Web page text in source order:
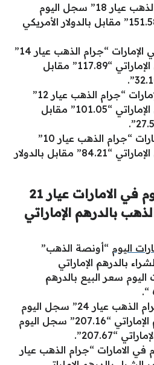
سعر الذهب “جرام الذهب عيار 18” سجل اليوم
بالدرهم الإماراتي “151.58” مقابل بالدولار الأمريكي
سعر الذهب اليوم في الإمارات “جرام الذهب عيار 14”
سجل اليوم بالدرهم الإماراتي “117.89” مقابل
سعر الذهب اليوم الإمارات “جرام الذهب عيار 12”
سجل اليوم بالدرهم الإماراتي “101.05” مقابل
سعر الذهب في الامارات “جرام الذهب عيار 10”
سجل اليوم بالدرهم الإماراتي “84.21” مقابل بالدولار
كم سعر الذهب اليوم في الامارات عيار 21
بالدرهم الإماراتي
اليوم “أونصة الذهب”
بالدرهم الإماراتي
سجلت اليوم سعر البيع بالدرهم
سعر الذهب الان “جرام الذهب عيار 24” سجل اليوم
سعر الشراء بالدرهم الإماراتي “207.16” سجل اليوم
“207.67”.
الامارات “جرام الذهب عيار